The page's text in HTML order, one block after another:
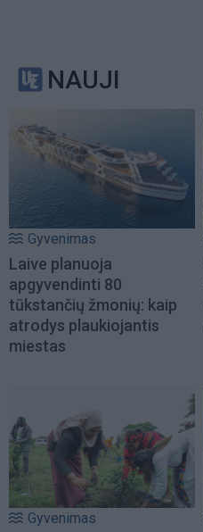
NAUJI
Gyvenimas
Laive planuoja
apgyvendinti 80
tūkstančių žmonių: kaip
atrodys plaukiojantis
miestas
Gyvenimas